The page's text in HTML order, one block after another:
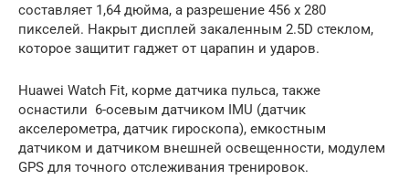
составляет 1,64 дюйма, а разрешение 456 x 280
пикселей. Накрыт дисплей закаленным 2.5D стеклом,
которое защитит гаджет от царапин и ударов.
Huawei Watch Fit, корме датчика пульса, также
оснастили 6-осевым датчиком IMU (датчик
акселерометра, датчик гироскопа), емкостным
датчиком и датчиком внешней освещенности, модулем
GPS для точного отслеживания тренировок.